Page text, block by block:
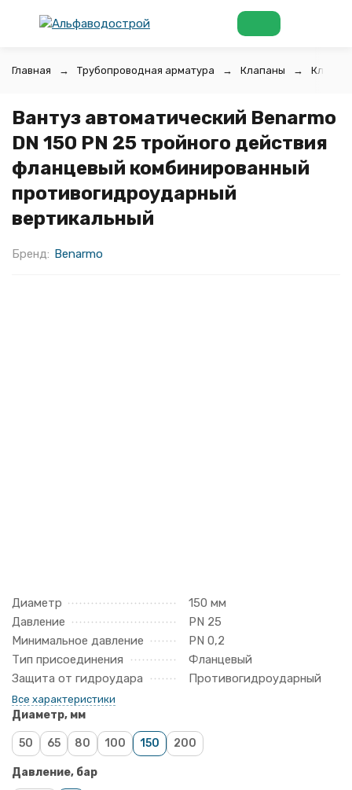
Главная Трубопроводная арматура Клапаны
Вантуз автоматический Benarmo
DN 150 PN 25 тройного действия
фланцевый комбинированный
противогидроударный
вертикальный
Бренд: Benarmo
Диаметр
150 мм
Давление
PN 25
Минимальное давление
PN 0,2
Тип присоединения
Фланцевый
Защита от гидроудара
Противогидроударный
Все характеристики
Диаметр, мм
50 65 80 100 150 200
Давление, бар